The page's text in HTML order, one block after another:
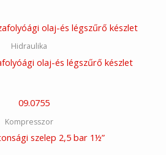
Hidraulika
olaj-és légszűrő készlet
Kompresszor
szelep 2,5 bar 1½”